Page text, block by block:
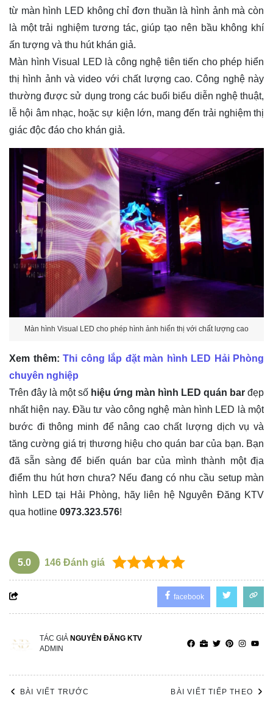
từ màn hình LED không chỉ đơn thuần là hình ảnh mà còn
là một trải nghiệm tương tác, giúp tạo nên bầu không khí
ấn tượng và thu hút khán giả.
Màn hình Visual LED là công nghệ tiên tiến cho phép hiển
thị hình ảnh và video với chất lượng cao. Công nghệ này
thường được sử dụng trong các buổi biểu diễn nghệ thuật,
lễ hội âm nhạc, hoặc sự kiện lớn, mang đến trải nghiệm thị
giác độc đáo cho khán giả.
Màn hình Visual LED cho phép hình ảnh hiển thị với chất lượng cao
Xem thêm: Thi công lắp đặt màn hình LED Hải Phòng
chuyên nghiệp
Trên đây là một số hiệu ứng màn hình LED quán bar đẹp
nhất hiện nay. Đầu tư vào công nghệ màn hình LED là một
bước đi thông minh để nâng cao chất lượng dịch vụ và
tăng cường giá trị thương hiệu cho quán bar của bạn. Bạn
đã sẵn sàng để biến quán bar của mình thành một địa
điểm thu hút hơn chưa? Nếu đang có nhu cầu setup màn
hình LED tại Hải Phòng, hãy liên hệ Nguyên Đăng KTV
qua hotline 0973.323.576!
5.0 146 Đánh giá
facebook
TÁC GIẢ NGUYÊN ĐĂNG KTV
ADMIN
BÀI VIẾT TRƯỚC BÀI VIẾT TIẾP THEO